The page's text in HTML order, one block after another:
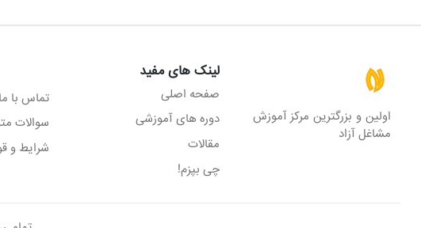
اولین و بزرگترین مرکز آموزش
مشاغل آزاد
لینک های مفید
صفحه اصلی
دوره های آموزشی
مقالات
چی بپزم!
تماس با ما
سوالات
شرایط و